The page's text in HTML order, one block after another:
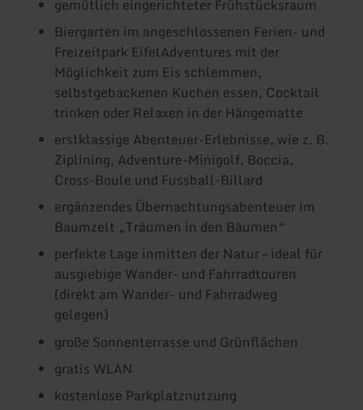
gemütlich eingerichteter Frühstücksraum
Biergarten im angeschlossenen Ferien- und
Freizeitpark EifelAdventures mit der
Möglichkeit zum Eis schlemmen,
selbstgebackenen Kuchen essen, Cocktail
trinken oder Relaxen in der Hängematte
erstklassige Abenteuer-Erlebnisse, wie z. B.
Ziplining, Adventure-Minigolf, Boccia,
Cross-Boule und Fussball-Billard
ergänzendes Übernachtungsabenteuer im
Baumzelt „Träumen in den Bäumen“
perfekte Lage inmitten der Natur – ideal für
ausgiebige Wander- und Fahrradtouren
(direkt am Wander- und Fahrradweg
gelegen)
große Sonnenterrasse und Grünflächen
gratis WLAN
kostenlose Parkplatznutzung